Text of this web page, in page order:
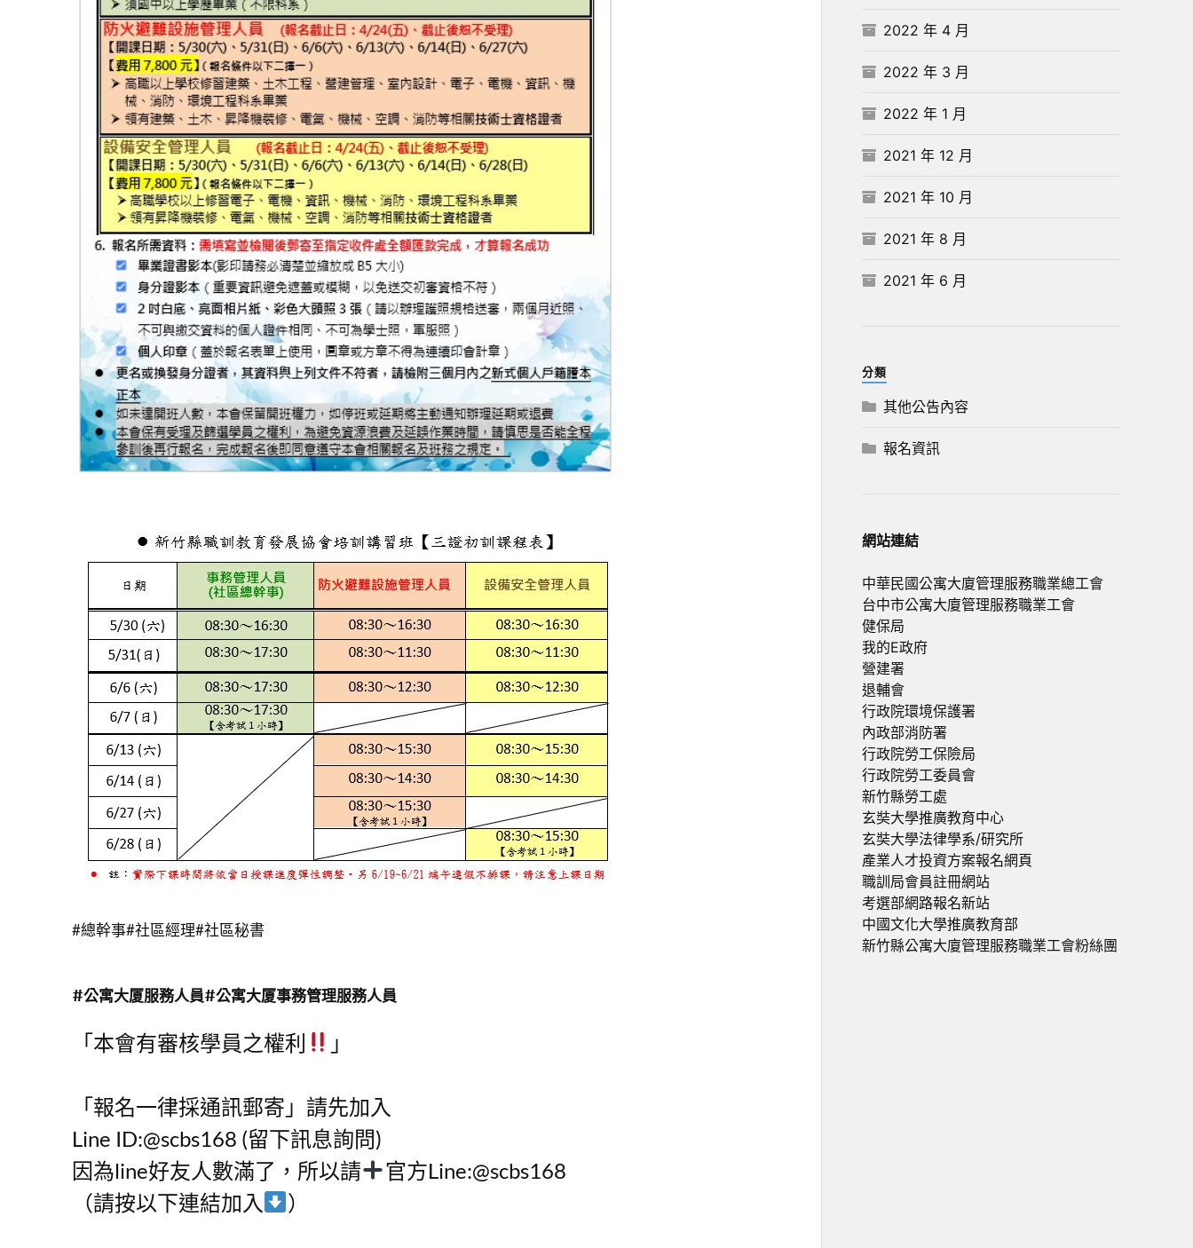
#總幹事#社區經理#社區秘書
#公寓大厦服務人員#公寓大厦事務管理服務人員
「本會有審核學員之權利 」
「報名一律採通訊郵寄」請先加入
Line ID:@scbs168 (留下訊息詢問)
因為line好友人數滿了，所以請
官方Line:@scbs168
（請按以下連結加入
）
2022 年 4 月
2022 年 3 月
2022 年 1 月
2021 年 12 月
2021 年 10 月
2021 年 8 月
2021 年 6 月
分類
其他公告內容
報名資訊
網站連結
中華民國公寓大廈管理服務職業總工會
台中市公寓大廈管理服務職業工會
健保局
我的E政府
營建署
退輔會
行政院環境保護署
內政部消防署
行政院勞工保險局
行政院勞工委員會
新竹縣勞工處
玄奘大學推廣教育中心
玄奘大學法律學系/研究所
產業人才投資方案報名網頁
職訓局會員註冊網站
考選部網路報名新站
中國文化大學推廣教育部
新竹縣公寓大廈管理服務職業工會粉絲團